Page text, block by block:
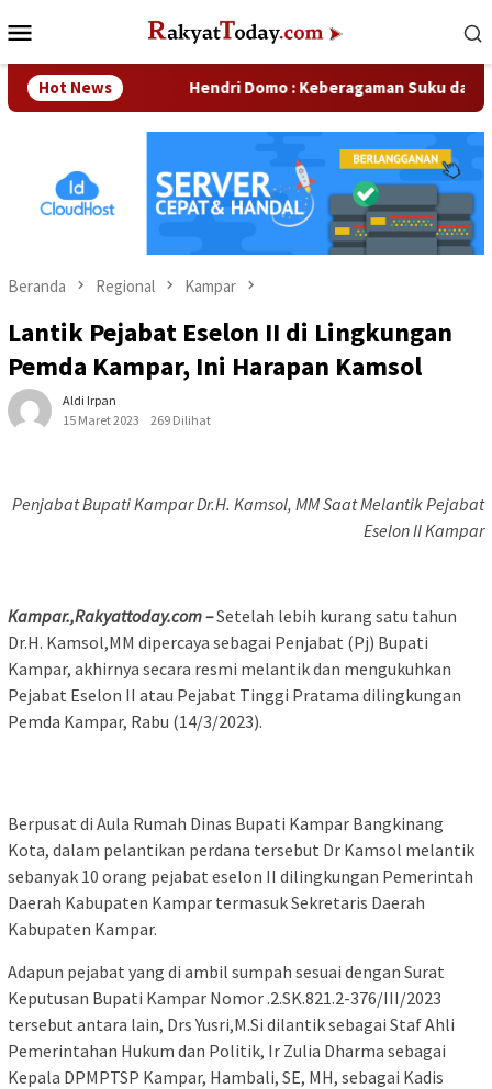
ke
Mobile
Hot News Hendri Domo : Keberagaman Suku dan
Beranda Regional Kampar
Lantik Pejabat Eselon II di Lingkungan
Pemda Kampar, Ini Harapan Kamsol
Aldi Irpan
15 Maret 2023
269 Dilihat
Penjabat Bupati Kampar Dr.H. Kamsol, MM Saat Melantik Pejabat
Eselon II Kampar
Kampar.,Rakyattoday.com –Setelah lebih kurang satu tahun
Dr.H. Kamsol,MM dipercaya sebagai Penjabat (Pj) Bupati
Kampar, akhirnya secara resmi melantik dan mengukuhkan
Pejabat Eselon II atau Pejabat Tinggi Pratama dilingkungan
Pemda Kampar, Rabu (14/3/2023).
Berpusat di Aula Rumah Dinas Bupati Kampar Bangkinang
Kota, dalam pelantikan perdana tersebut Dr Kamsol melantik
sebanyak 10 orang pejabat eselon II dilingkungan Pemerintah
Daerah Kabupaten Kampar termasuk Sekretaris Daerah
Kabupaten Kampar.
Adapun pejabat yang di ambil sumpah sesuai dengan Surat
Keputusan Bupati Kampar Nomor .2.SK.821.2-376/III/2023
tersebut antara lain, Drs Yusri,M.Si dilantik sebagai Staf Ahli
Pemerintahan Hukum dan Politik, Ir Zulia Dharma sebagai
Kepala DPMPTSP Kampar, Hambali, SE, MH, sebagai Kadis